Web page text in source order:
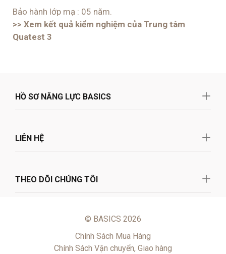
Bảo hành lớp mạ : 05 năm.
>> Xem kết quả kiểm nghiệm của Trung tâm
Quatest 3
HỒ SƠ NĂNG LỰC BASICS
LIÊN HỆ
THEO DÕI CHÚNG TÔI
© BASICS 2026
Chính Sách Mua Hàng
Chính Sách Vận chuyển, Giao hàng